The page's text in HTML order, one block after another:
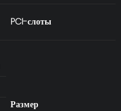
PCI-слоты
Размер